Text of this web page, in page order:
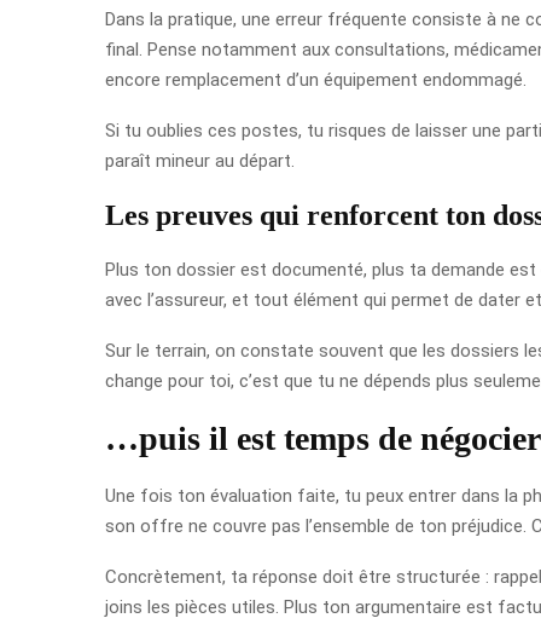
Dans la pratique, une erreur fréquente consiste à ne
final. Pense notamment aux consultations,
encore remplacement d’un équipement endommagé.
Si tu oublies ces postes, tu risques de laisser une
paraît mineur au départ.
Les preuves qui renforcent ton
Plus ton dossier est documenté, plus ta demande
avec l’assureur, et tout élément qui permet de dater
Sur le terrain, on constate souvent que les dossiers
change pour toi, c’est que tu ne dépends plus
…puis il est temps de
Une fois ton évaluation faite, tu peux entrer dans la
son offre ne couvre pas l’ensemble de ton préjudice.
Concrètement, ta réponse doit être structurée :
joins les pièces utiles. Plus ton argumentaire est